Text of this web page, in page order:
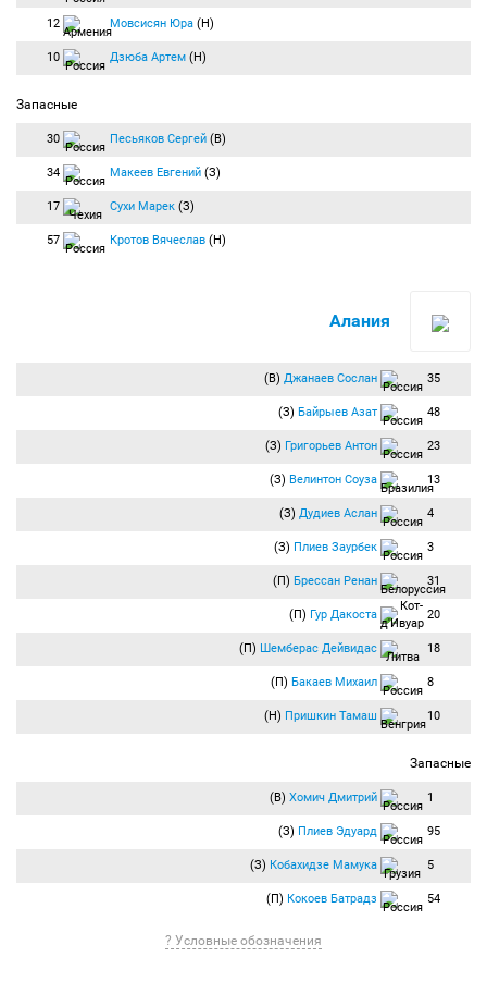
12 Мовсисян Юра (Н)
10 Дзюба Артем (Н)
Запасные
30 Песьяков Сергей (В)
34 Макеев Евгений (З)
17 Сухи Марек (З)
57 Кротов Вячеслав (Н)
Алания
(В) Джанаев Сослан 35
(З) Байрыев Азат 48
(З) Григорьев Антон 23
(З) Велинтон Соуза 13
(З) Дудиев Аслан 4
(З) Плиев Заурбек 3
(П) Брессан Ренан 31
(П) Гур Дакоста 20
(П) Шемберас Дейвидас 18
(П) Бакаев Михаил 8
(Н) Пришкин Тамаш 10
Запасные
(В) Хомич Дмитрий 1
(З) Плиев Эдуард 95
(З) Кобахидзе Мамука 5
(П) Кокоев Батрадз 54
? Условные обозначения